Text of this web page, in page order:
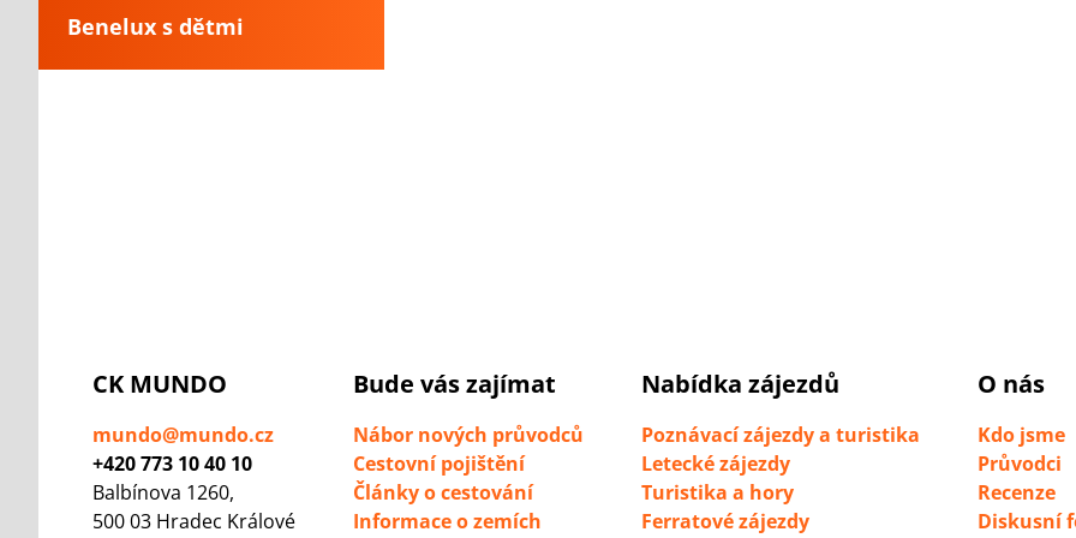
Benelux s dětmi
CK MUNDO
mundo@mundo.cz
+420 773 10 40 10
Balbínova 1260,
500 03 Hradec Králové
Bude vás zajímat
Nábor nových průvodců
Cestovní pojištění
Články o cestování
Informace o zemích
Nabídka zájezdů
Poznávací zájezdy a turistika
Letecké zájezdy
Turistika a hory
Ferratové zájezdy
O nás
Kdo jsme
Průvodci
Recenze
Diskusní